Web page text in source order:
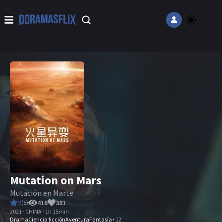
Mutation on Mars
Mutación en Marte
2(5) 416 381
2021 · CHINA · 1h 15min
DramaCiencia ficciónAventuraFantasía+12